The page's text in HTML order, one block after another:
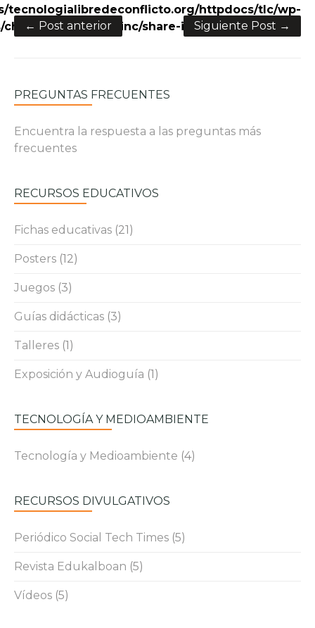
tecnologialibredeconflicto.org/httpdocs/tlc/wp-
framework/inc/share-icons.phpon line28
← Post anterior Siguiente Post →
PREGUNTAS FRECUENTES
Encuentra la respuesta a las preguntas más
frecuentes
RECURSOS EDUCATIVOS
Fichas educativas (21)
Posters (12)
Juegos (3)
Guías didácticas (3)
Talleres (1)
Exposición y Audioguía (1)
TECNOLOGÍA Y MEDIOAMBIENTE
Tecnología y Medioambiente (4)
RECURSOS DIVULGATIVOS
Periódico Social Tech Times (5)
Revista Edukalboan (5)
Vídeos (5)